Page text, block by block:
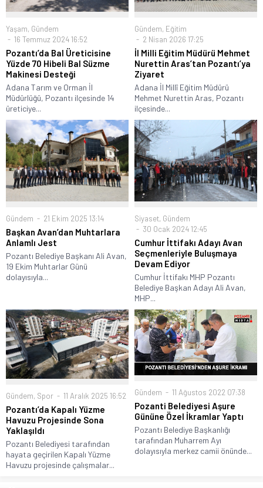
Yaşam, Gündem
16 Temmuz 2024 16:52
Pozantı’da Bal Üreticisine
Yüzde 70 Hibeli Bal Süzme
Makinesi Desteği
Adana Tarım ve Orman İl
Müdürlüğü, Pozantı ilçesinde 14
üreticiye...
Gündem, Eğitim
2 Nisan 2026 17:25
İl Milli Eğitim Müdürü Mehmet
Nurettin Aras’tan Pozantı’ya
Ziyaret
Adana İl Millî Eğitim Müdürü
Mehmet Nurettin Aras, Pozantı
ilçesinde...
Gündem 21 Ekim 2025 13:14
Başkan Avan’dan Muhtarlara
Anlamlı Jest
Pozantı Belediye Başkanı Ali Avan,
19 Ekim Muhtarlar Günü
dolayısıyla...
Siyaset, Gündem
30 Ocak 2024 12:45
Cumhur İttifakı Adayı Avan
Seçmenleriyle Buluşmaya
Devam Ediyor
Cumhur İttifakı MHP Pozantı
Belediye Başkan Adayı Ali Avan,
MHP...
Gündem, Spor 11 Aralık 2025 16:52
Pozantı’da Kapalı Yüzme
Havuzu Projesinde Sona
Yaklaşıldı
Pozantı Belediyesi tarafından
hayata geçirilen Kapalı Yüzme
Havuzu projesinde çalışmalar...
Gündem 11 Ağustos 2022 07:38
Pozanti Belediyesi Aşure
Gününe Özel İkramlar Yaptı
Pozantı Belediye Başkanlığı
tarafından Muharrem Ayı
dolayısıyla merkez camii önünde...